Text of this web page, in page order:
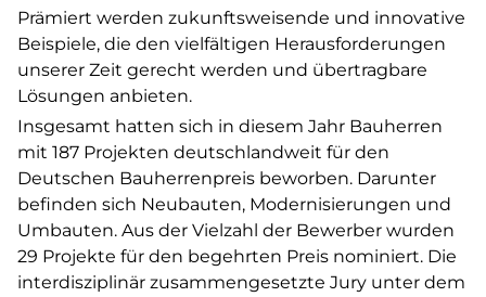
Prämiert werden zukunftsweisende und innovative
Beispiele, die den vielfältigen Herausforderungen
unserer Zeit gerecht werden und übertragbare
Lösungen anbieten.
Insgesamt hatten sich in diesem Jahr Bauherren
mit 187 Projekten deutschlandweit für den
Deutschen Bauherrenpreis beworben. Darunter
befinden sich Neubauten, Modernisierungen und
Umbauten. Aus der Vielzahl der Bewerber wurden
29 Projekte für den begehrten Preis nominiert. Die
interdisziplinär zusammengesetzte Jury unter dem